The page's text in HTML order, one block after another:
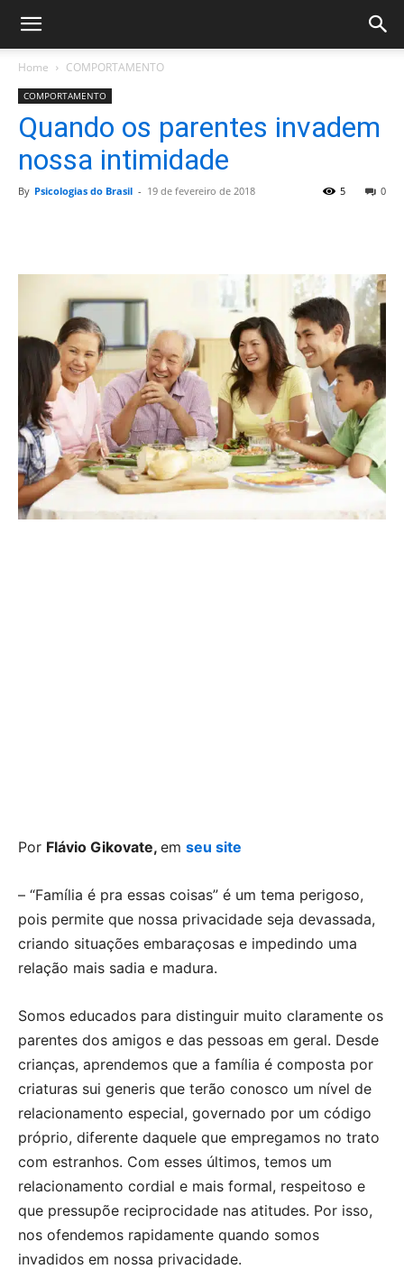
Home COMPORTAMENTO
COMPORTAMENTO
Quando os parentes invadem
nossa intimidade
By Psicologias do Brasil - 19 de fevereiro de 2018 0
5
Por Flávio Gikovate, em seu site
– “Família é pra essas coisas” é um tema perigoso,
pois permite que nossa privacidade seja devassada,
criando situações embaraçosas e impedindo uma
relação mais sadia e madura.
Somos educados para distinguir muito claramente os
parentes dos amigos e das pessoas em geral. Desde
crianças, aprendemos que a família é composta por
criaturas sui generis que terão conosco um nível de
relacionamento especial, governado por um código
próprio, diferente daquele que empregamos no trato
com estranhos. Com esses últimos, temos um
relacionamento cordial e mais formal, respeitoso e
que pressupõe reciprocidade nas atitudes. Por isso,
nos ofendemos rapidamente quando somos
invadidos em nossa privacidade.